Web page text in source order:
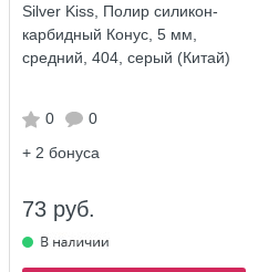
Silver Kiss, Полир силикон-
карбидный Конус, 5 мм,
средний, 404, серый (Китай)
0
0
+ 2 бонуса
73 руб.